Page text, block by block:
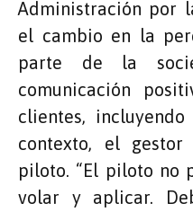
Administración por
el cambio en la
parte de la
comunicación
clientes,
contexto, el
piloto. “El piloto no
volar y aplicar.